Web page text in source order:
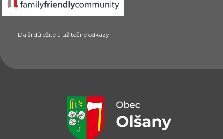
Další důležité a užitečné odkazy